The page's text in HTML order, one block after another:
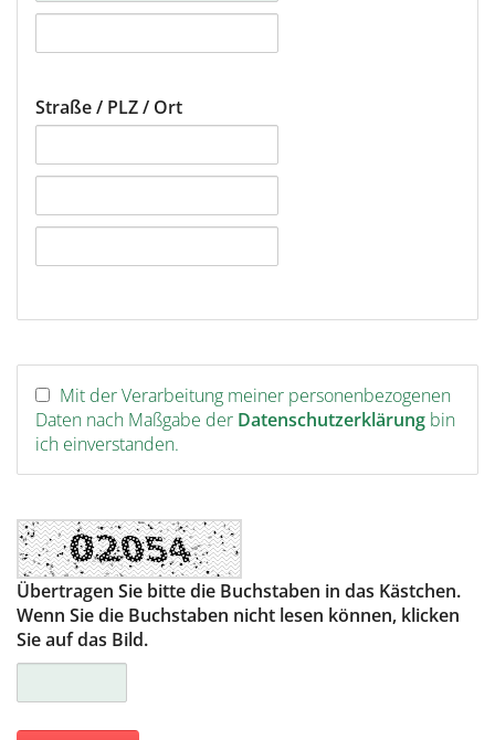
Wien
Straße / PLZ / Ort
Daten nach Maßgabe der Datenschutzerklärung bin
ich einverstanden.
Übertragen Sie bitte die Buchstaben in das Kästchen.
Wenn Sie die Buchstaben nicht lesen können, klicken
Sie auf das Bild.